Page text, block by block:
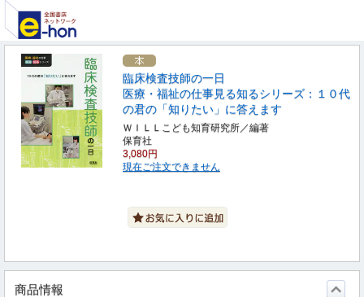
臨床検査技師の一日
医療・福祉の仕事見る知るシリーズ：１０代
の君の「知りたい」に答えます
ＷＩＬＬこども知育研究所／編著
保育社
3,080円
現在ご注文できません
商品情報